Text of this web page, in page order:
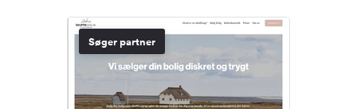
Søger partner